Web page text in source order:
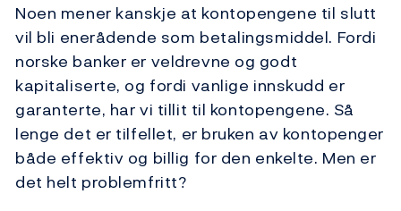
Noen mener kanskje at kontopengene til slutt
vil bli enerådende som betalingsmiddel. Fordi
norske banker er veldrevne og godt
kapitaliserte, og fordi vanlige innskudd er
garanterte, har vi tillit til kontopengene. Så
lenge det er tilfellet, er bruken av kontopenger
både effektiv og billig for den enkelte. Men er
det helt problemfritt?